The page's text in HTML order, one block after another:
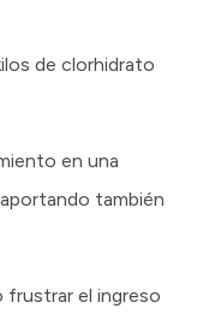
de clorhidrato
en una
también
frustrar el ingreso